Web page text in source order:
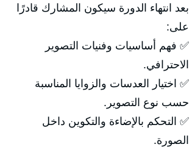
بعد انتهاء الدورة سيكون المشارك قادرًا
على:
✅ فهم أساسيات وفنيات التصوير
الاحترافي.
✅ اختيار العدسات والزوايا المناسبة
حسب نوع التصوير.
✅ التحكم بالإضاءة والتكوين داخل
الصورة.